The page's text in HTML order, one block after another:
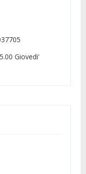
Giovedi'